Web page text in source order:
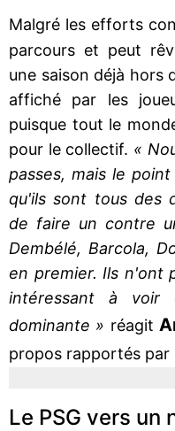
Malgré les efforts
parcours et peut
une saison déjà hors
affiché par les
puisque tout le
pour le collectif. «
passes, mais le
qu'ils sont tous des
de faire un contre
Dembélé, Barcola,
en premier. Ils n'ont
intéressant à voir
dominante » réagit
propos rapportés par
Le PSG vers un